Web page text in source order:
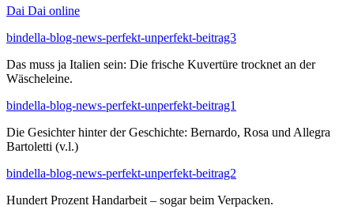
Dai Dai online
bindella-blog-news-perfekt-unperfekt-beitrag3
Das muss ja Italien sein: Die frische Kuvertüre trocknet an der
Wäscheleine.
bindella-blog-news-perfekt-unperfekt-beitrag1
Die Gesichter hinter der Geschichte: Bernardo, Rosa und Allegra
Bartoletti (v.l.)
bindella-blog-news-perfekt-unperfekt-beitrag2
Hundert Prozent Handarbeit – sogar beim Verpacken.